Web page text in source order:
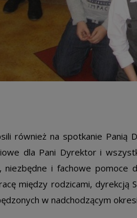
również na spotkanie Panią
dla Pani Dyrektor i
i fachowe pomoce
między rodzicami, dyrekcją
w nadchodzącym